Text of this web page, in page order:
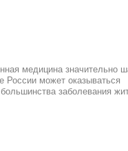
медицина значительно
России может оказываться
заболевания